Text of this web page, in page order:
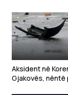
Aksident në
Gjakovës, nëntë